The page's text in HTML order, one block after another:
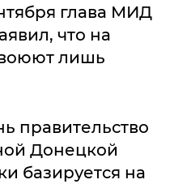
глава МИД
что на
лишь
правительство
Донецкой
базируется на